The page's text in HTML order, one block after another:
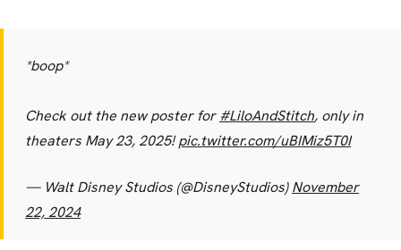
*boop*
Check out the new poster for#LiloAndStitch, only in
theaters May 23, 2025!pic.twitter.com/uBIMiz5T0I
— Walt Disney Studios (@DisneyStudios)November
22, 2024